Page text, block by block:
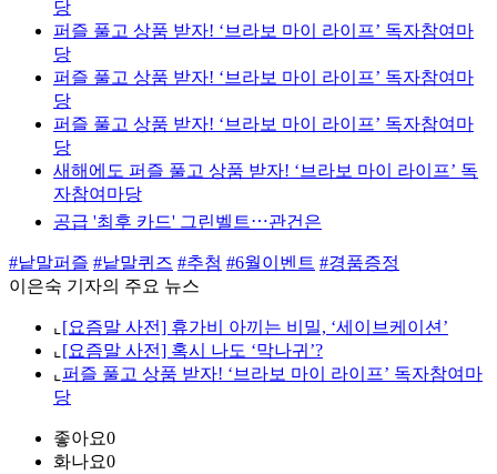
당
퍼즐 풀고 상품 받자! ‘브라보 마이 라이프’ 독자참여마
당
퍼즐 풀고 상품 받자! ‘브라보 마이 라이프’ 독자참여마
당
퍼즐 풀고 상품 받자! ‘브라보 마이 라이프’ 독자참여마
당
새해에도 퍼즐 풀고 상품 받자! ‘브라보 마이 라이프’ 독
자참여마당
공급 '최후 카드' 그린벨트⋯관건은
#낱말퍼즐 #낱말퀴즈 #추첨 #6월이벤트 #경품증정
이은숙 기자의 주요 뉴스
⌞ [요즘말 사전] 휴가비 아끼는 비밀, ‘세이브케이션’
⌞ [요즘말 사전] 혹시 나도 ‘막나귀’?
⌞ 퍼즐 풀고 상품 받자! ‘브라보 마이 라이프’ 독자참여마
당
좋아요0
화나요0